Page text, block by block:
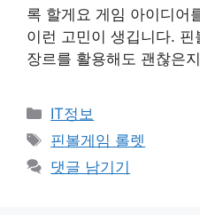
록 할게요 게임 아이디어
이런 고민이 생깁니다.
장르를 활용해도 괜찮은
카
테
리
IT정보
태
그
핀볼게임 롤렛
댓글 남기기